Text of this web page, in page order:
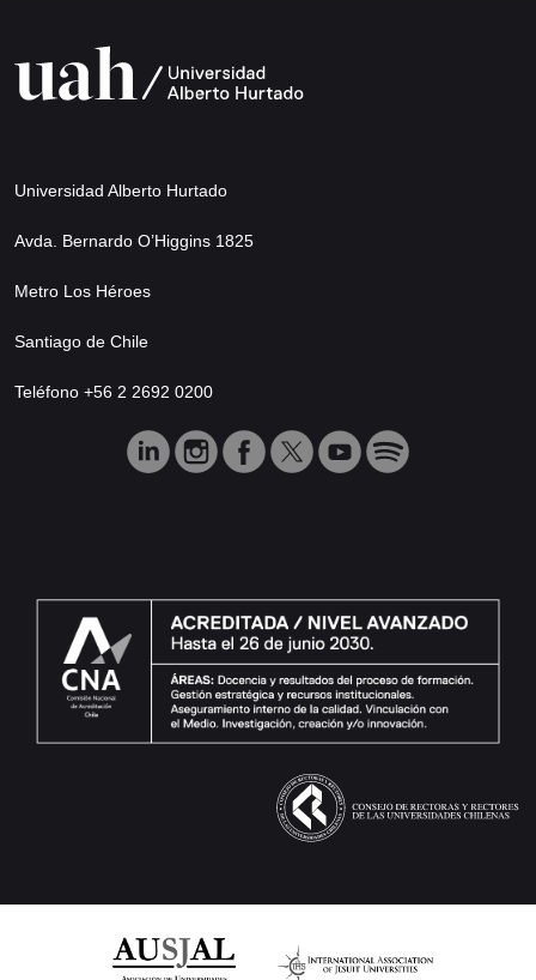
Universidad Alberto Hurtado
Avda. Bernardo O’Higgins 1825
Metro Los Héroes
Santiago de Chile
Teléfono +56 2 2692 0200